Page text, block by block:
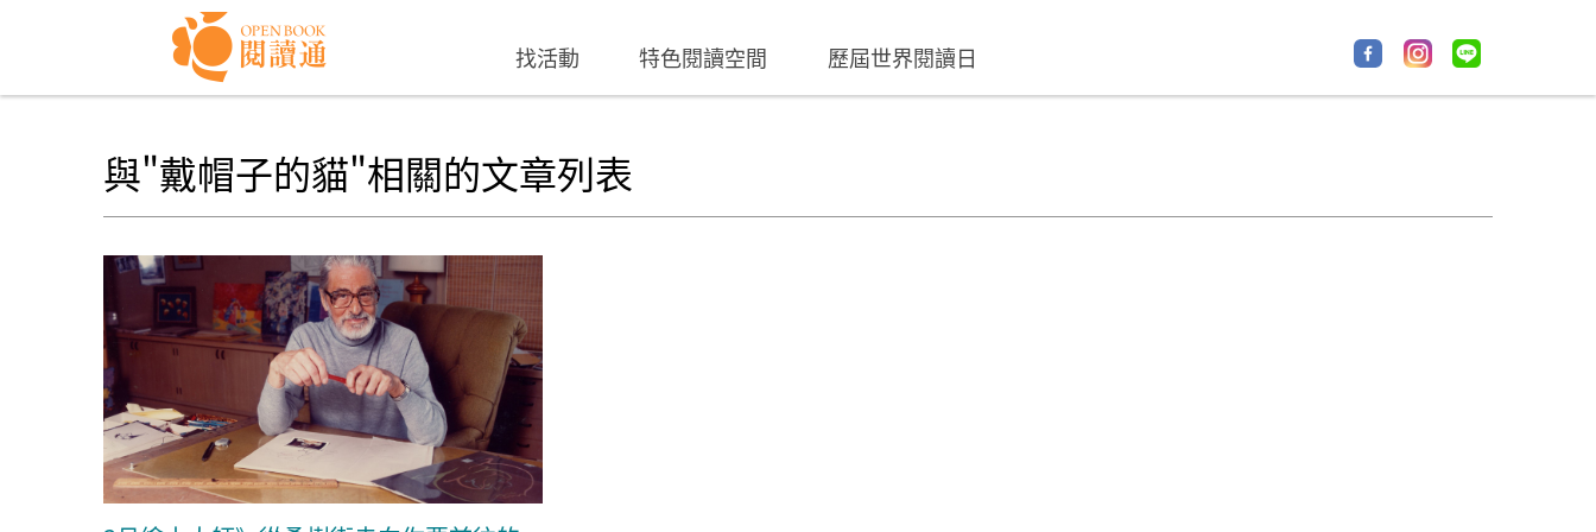
找活動 特色閱讀空間 歷屆世界閱讀日
與"戴帽子的貓"相關的文章列表